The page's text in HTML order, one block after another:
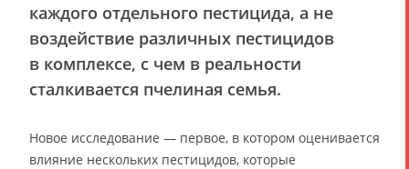
каждого отдельного пестицида, а не
воздействие различных пестицидов
в комплексе, с чем в реальности
сталкивается пчелиная семья.
Новое исследование — первое, в котором оценивается
влияние нескольких пестицидов, которые